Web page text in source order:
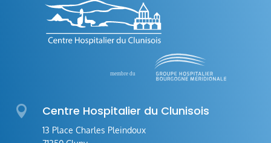
 Centre Hospitalier du Clunisois
13 Place Charles Pleindoux